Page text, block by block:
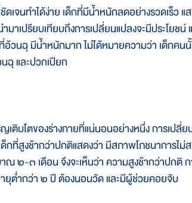
นทำได้ง่าย เด็กที่มีน้ำหนักลดอย่างรวดเร็ว แ
าเปรียบเทียบถึงการเปลี่ยนแปลงจะมีประโยช
อ้วนฉุ มีน้ำหนักมาก ไม่ได้หมายความว่า เด็กค
ฉุ และปวกเปียก
บโตของร่างกายที่แน่นอนอย่างหนึ่ง การเปลี่ย
กที่สูงช้ากว่าปกติแสดงว่า มีสภาพโภชนาการไ
าณ ๒-๓ เดือน จึงจะเห็นว่า ความสูงช้ากว่าปกติ
ยุต่ำกว่า ๒ ปี ต้องนอนวัด และมีผู้ช่วยคอยจับ